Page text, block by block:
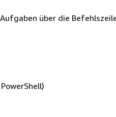
über die